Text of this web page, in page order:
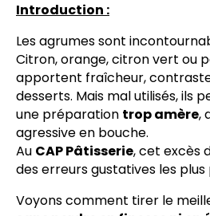
Introduction :
Les agrumes sont
Citron, orange, citron vert ou
apportent fraîcheur,
desserts. Mais mal utilisés, ils
une préparation trop amère,
agressive en bouche.
Au CAP Pâtisserie, cet excès
des erreurs gustatives les plus
Voyons comment tirer le